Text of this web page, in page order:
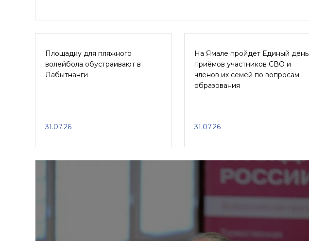
Площадку для пляжного
волейбола обустраивают в
Лабытнанги
31.07.26
На Ямале пройдет Единый день
приёмов участников СВО и
членов их семей по вопросам
образования
31.07.26